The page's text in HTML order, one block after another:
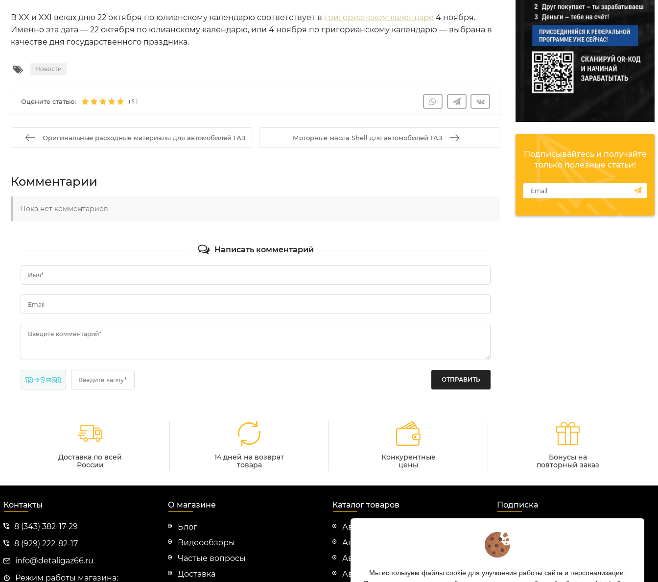
Подписывайтесь и получайте
только полезные статьи!
В XX и XXI веках дню 22 октября по юлианскому календарю соответствует в григорианском календаре 4 ноября.
Именно эта дата — 22 октября по юлианскому календарю, или 4 ноября по григорианскому календарю — выбрана в
качестве дня государственного праздника.
Новости
Оцените статью: ( 5 )
Оригинальные расходные материалы для автомобилей ГАЗ Моторные масла Shell для автомобилей ГАЗ
Комментарии
Пока нет комментариев
Написать комментарий
Имя*
Email
Введите комментарий*
19 + ? = 28 Введите капчу* ОТПРАВИТЬ
Доставка по всей
России
14 дней на возврат
товара
Конкурентные
цены
Бонусы на
повторный заказ
Контакты
8 (343) 382-17-29
8 (929) 222-82-17
info@detaligaz66.ru
Режим работы магазина:
О магазине
Блог
Видеообзоры
Частые вопросы
Доставка
Каталог товаров
Автозапчасти Cummins
Автозапчасти Evotech
Автозапчасти HINO
Автозапчасти Hyundai HD
Подписка
Мы используем файлы cookie для улучшения работы сайта и персонализации.